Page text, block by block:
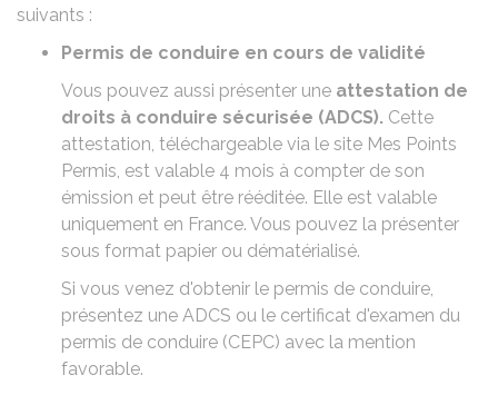
suivants :
Permis de conduire en cours de validité
Vous pouvez aussi présenter une attestation de
droits à conduire sécurisée (ADCS). Cette
attestation, téléchargeable via le site Mes Points
Permis, est valable 4 mois à compter de son
émission et peut être rééditée. Elle est valable
uniquement en France. Vous pouvez la présenter
sous format papier ou dématérialisé.
Si vous venez d'obtenir le permis de conduire,
présentez une ADCS ou le certificat d'examen du
permis de conduire (CEPC) avec la mention
favorable.